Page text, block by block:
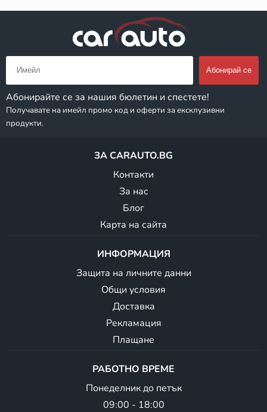
Абонирайте се за нашия бюлетин и спестете!
Получавате на имейл промо код и оферти за ексклузивни
продукти.
ЗА CARAUTO.BG
Контакти
За нас
Блог
Карта на сайта
ИНФОРМАЦИЯ
Защита на личните данни
Общи условия
Доставка
Рекламация
Плащане
РАБОТНО ВРЕМЕ
Понеделник до петък
09:00 - 18:00